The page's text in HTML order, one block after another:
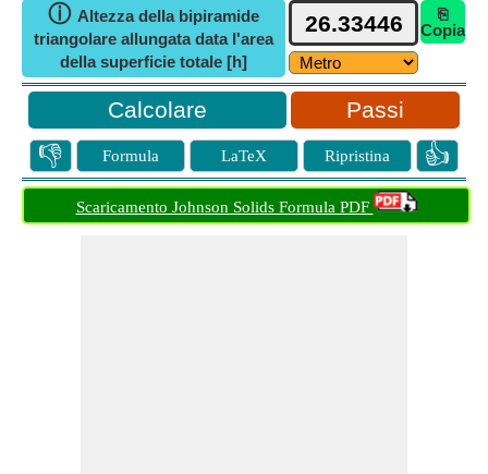
ⓘ Altezza della bipiramide
triangolare allungata data l'area
della superficie totale [h]
⎘
Copia
Passi
👎 Formula LaTeX Ripristina 👍
Scaricamento Johnson Solids Formula PDF